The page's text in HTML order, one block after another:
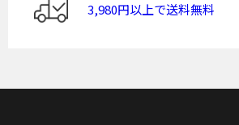
3,980円以上で送料無料